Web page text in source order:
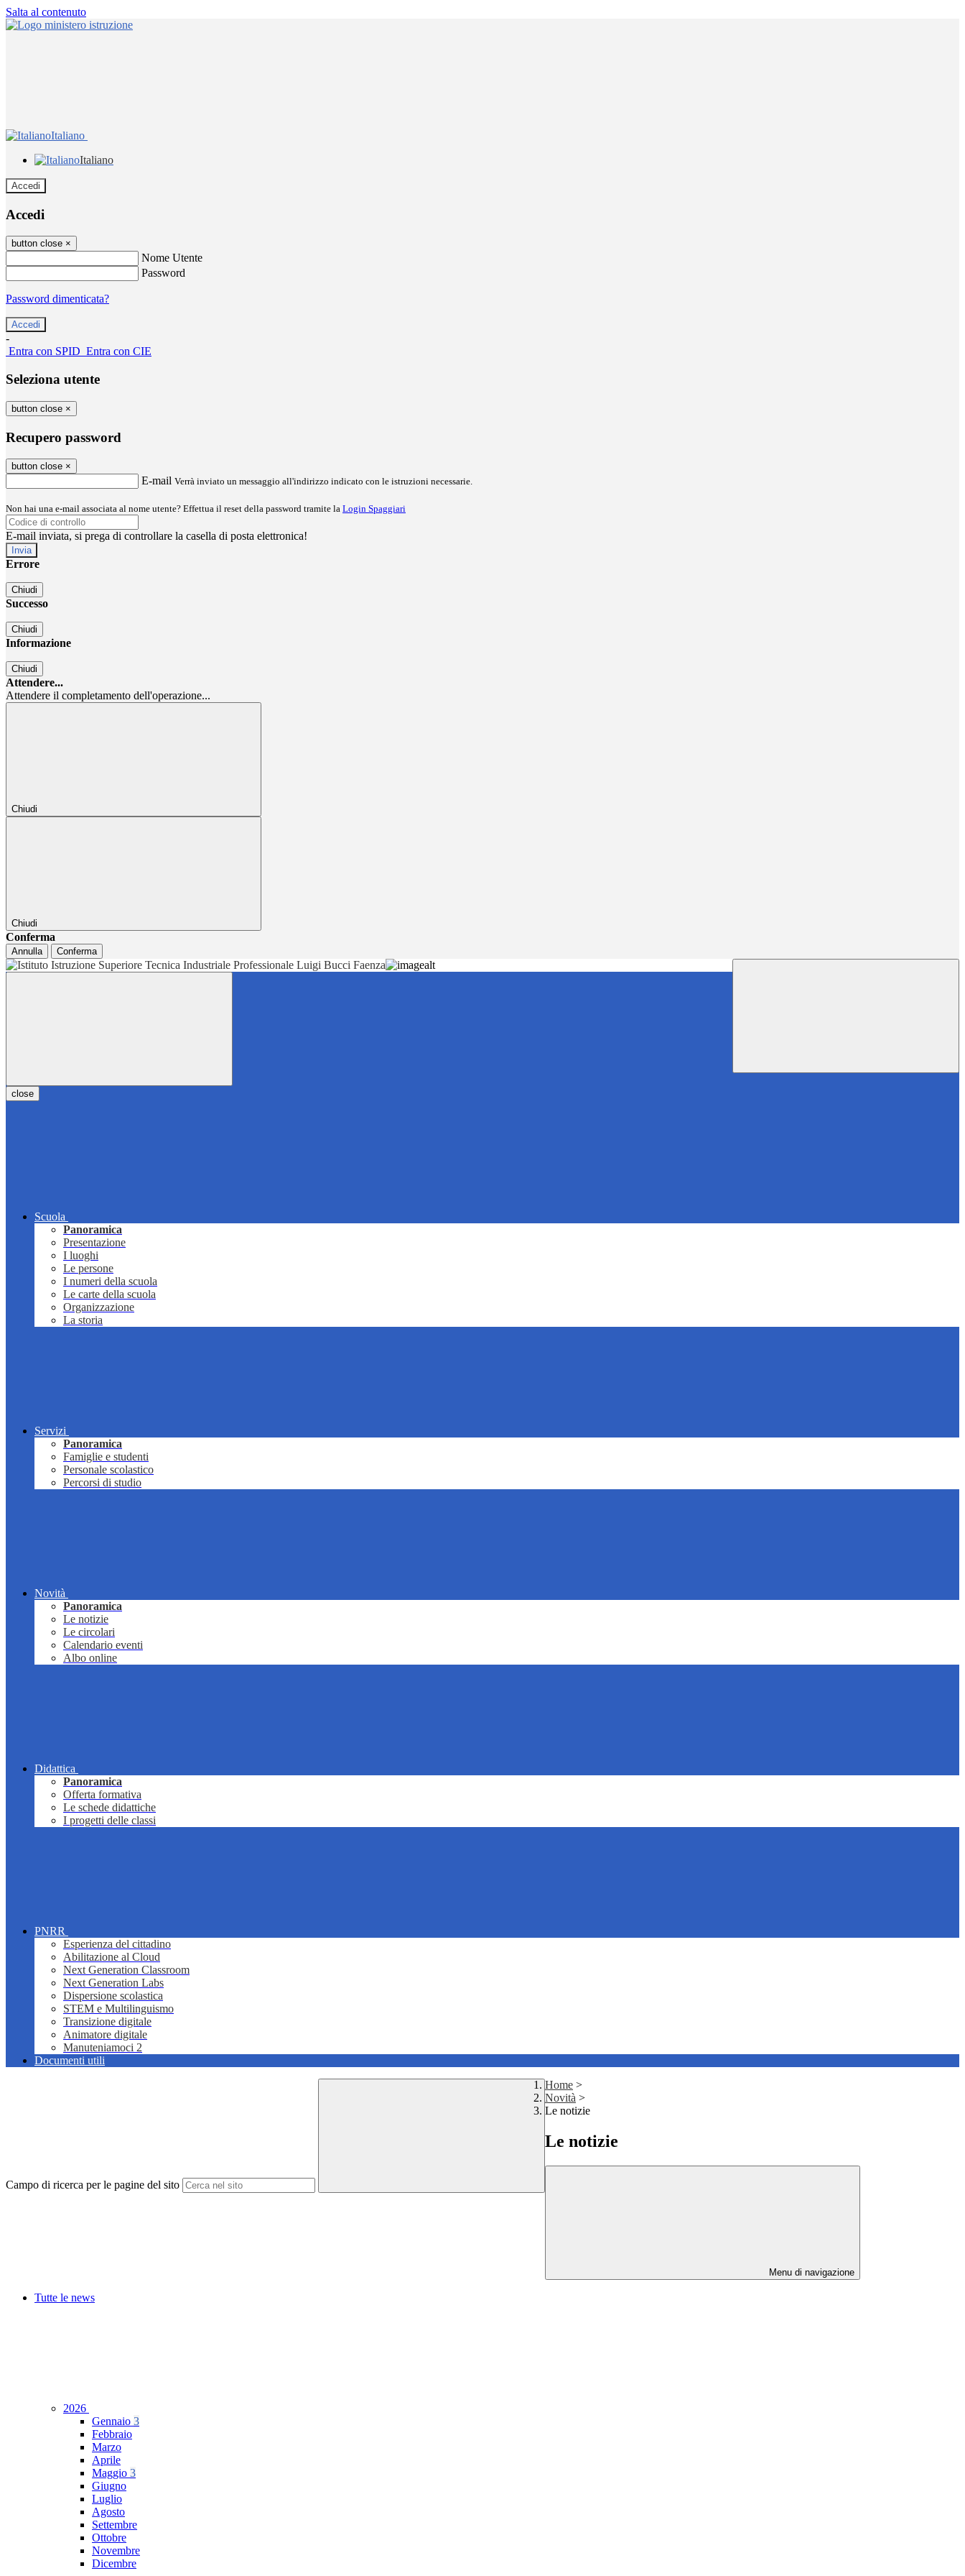
Salta al contenuto
Italiano
Italiano
Accedi
Accedi
button close ×
Nome Utente
Password
Password dimenticata?
-
Entra con SPID Entra con CIE
Seleziona utente
button close ×
Recupero password
button close ×
E-mail Verrà inviato un messaggio all'indirizzo indicato con le istruzioni necessarie.
Non hai una e-mail associata al nome utente? Effettua il reset della password tramite la Login Spaggiari
E-mail inviata, si prega di controllare la casella di posta elettronica!
Errore
Chiudi
Successo
Chiudi
Informazione
Chiudi
Attendere...
Attendere il completamento dell'operazione...
Chiudi
Chiudi
Conferma
Annulla Conferma
close
Scuola
Panoramica
Presentazione
I luoghi
Le persone
I numeri della scuola
Le carte della scuola
Organizzazione
La storia
Servizi
Panoramica
Famiglie e studenti
Personale scolastico
Percorsi di studio
Novità
Panoramica
Le notizie
Le circolari
Calendario eventi
Albo online
Didattica
Panoramica
Offerta formativa
Le schede didattiche
I progetti delle classi
PNRR
Esperienza del cittadino
Abilitazione al Cloud
Next Generation Classroom
Next Generation Labs
Dispersione scolastica
STEM e Multilinguismo
Transizione digitale
Animatore digitale
Manuteniamoci 2
Documenti utili
Campo di ricerca per le pagine del sito
Home >
Novità >
Le notizie
Le notizie
Menu di navigazione
Tutte le news
2026
Gennaio 3
Febbraio
Marzo
Aprile
Maggio 3
Giugno
Luglio
Agosto
Settembre
Ottobre
Novembre
Dicembre